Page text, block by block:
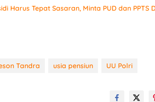
Harus Tepat Sasaran, Minta PUD dan PPTS
Tandra usia pensiun UU Polri